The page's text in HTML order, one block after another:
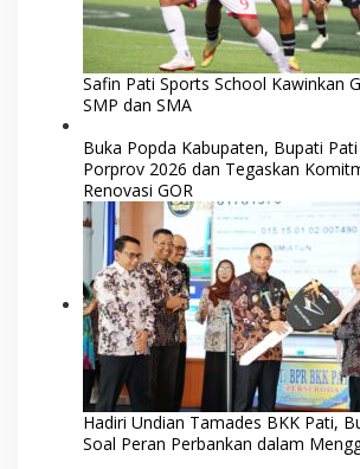
Safin Pati Sports School Kawinkan
SMP dan SMA
Buka Popda Kabupaten, Bupati
Porprov 2026 dan Tegaskan
Renovasi GOR
Hadiri Undian Tamades BKK Pati,
Soal Peran Perbankan dalam